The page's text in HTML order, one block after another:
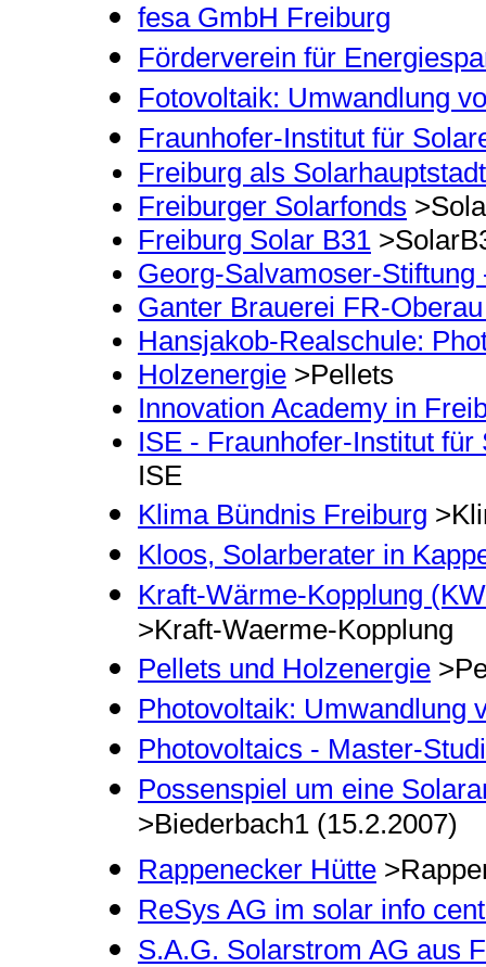
fesa GmbH Freiburg
Förderverein für
Fotovoltaik: Umwandlung
Fraunhofer-Institut für
Freiburg als
Freiburger Solarfonds
Freiburg Solar B31
Georg-Salvamoser-
Ganter Brauerei FR-
Hansjakob-Realschule:
Holzenergie >Pellets
Innovation Academy in
ISE - Fraunhofer-Institut
ISE
Klima Bündnis Freiburg
Kloos, Solarberater in
Kraft-Wärme-Kopplung
>Kraft-Waerme-Kopplung
Pellets und Holzenergie
Photovoltaik: Umwandlung
Photovoltaics - Master-
Possenspiel um eine
>Biederbach1 (15.2.2007)
Rappenecker Hütte
ReSys AG im solar info
S.A.G. Solarstrom AG aus